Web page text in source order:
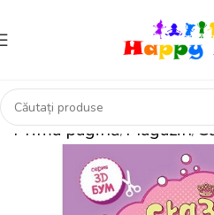
Prima pagină Magazin